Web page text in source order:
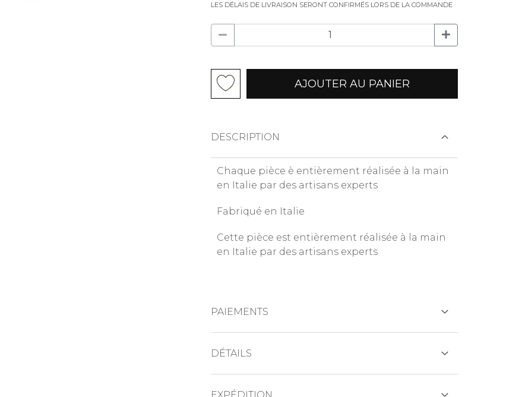
LES DÉLAIS DE LIVRAISON SERONT CONFIRMÉS LORS DE LA COMMANDE
AJOUTER AU PANIER
DESCRIPTION
Chaque pièce è entièrement réalisée à la main
en Italie par des artisans experts
Fabriqué en Italie
Cette pièce est entièrement réalisée à la main
en Italie par des artisans experts
PAIEMENTS
DÉTAILS